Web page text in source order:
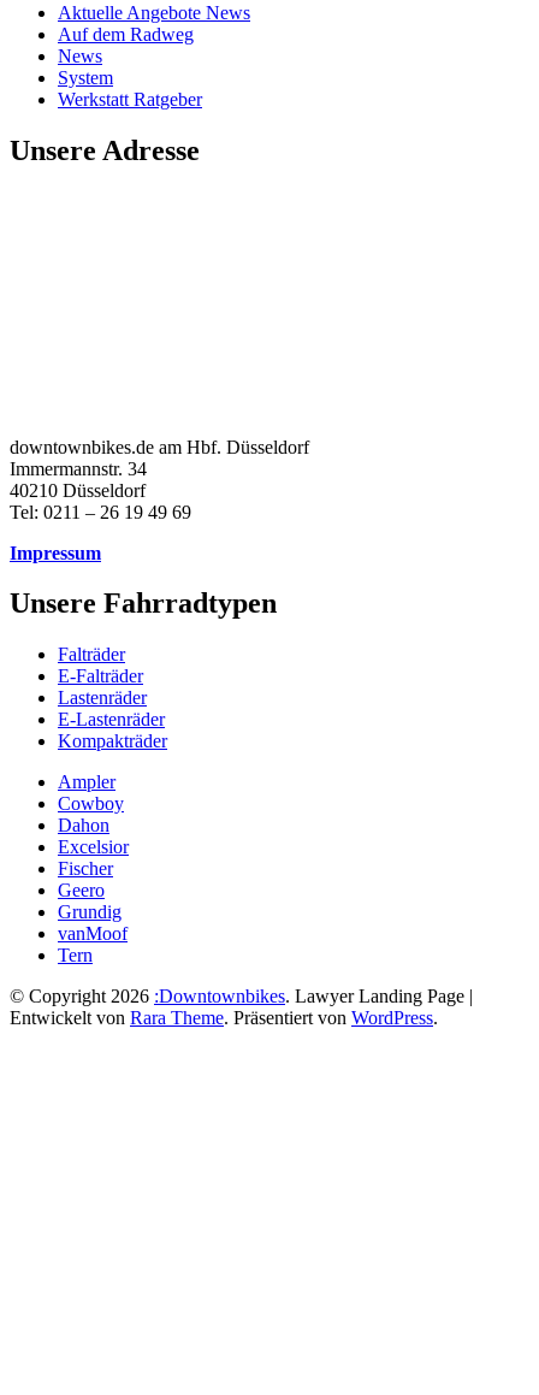
Aktuelle Angebote News
Auf dem Radweg
News
System
Werkstatt Ratgeber
Unsere Adresse
downtownbikes.de am Hbf. Düsseldorf
Immermannstr. 34
40210 Düsseldorf
Tel: 0211 – 26 19 49 69
Impressum
Unsere Fahrradtypen
Falträder
E-Falträder
Lastenräder
E-Lastenräder
Kompakträder
Ampler
Cowboy
Dahon
Excelsior
Fischer
Geero
Grundig
vanMoof
Tern
© Copyright 2026 :Downtownbikes. Lawyer Landing Page |
Entwickelt von Rara Theme. Präsentiert von WordPress.